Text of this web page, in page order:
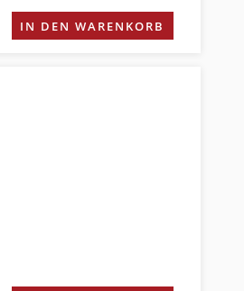
IN DEN WARENKORB